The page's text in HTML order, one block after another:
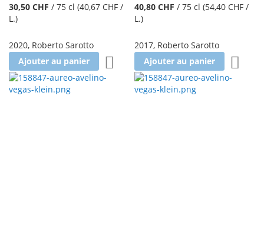
30,50 CHF / 75 cl (40,67 CHF /
L.)
2020, Roberto Sarotto
Ajouter au panier
Ajouter à la liste d'achats
40,80 CHF /75 cl (54,40 CHF /
L.)
2017, Roberto Sarotto
Ajouter au panier